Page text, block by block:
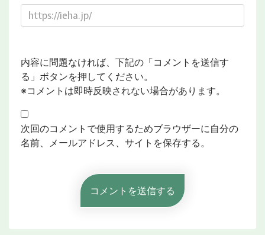
内容に問題なければ、下記の「コメントを送信す
る」ボタンを押してください。
※コメントは即時反映されない場合があります。
次回のコメントで使用するためブラウザーに自分の
名前、メールアドレス、サイトを保存する。